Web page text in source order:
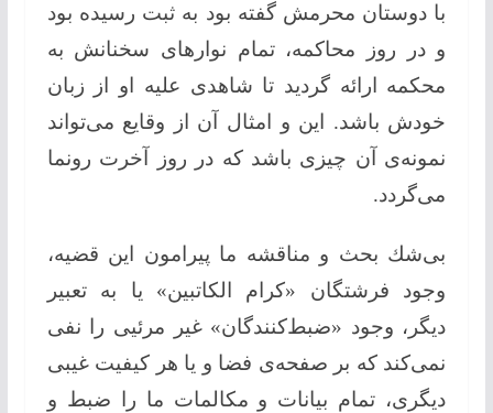
با دوستان محرمش گفته بود به ثبت رسیده بود
و در روز محاكمه، تمام نوارهای سخنانش به
محكمه ارائه گردید تا شاهدی علیه او از زبان
خودش باشد. این و امثال آن از وقایع می‌تواند
نمونه‌ی آن چیزی باشد كه در روز آخرت رونما
می‌گردد.
بی‌شك بحث و مناقشه ما پیرامون این قضیه،
وجود فرشتگان «كرام الكاتبین» یا به تعبیر
دیگر، وجود «ضبط‌كنند‌گان» غیر مرئیی را نفی
نمی‌كند كه بر صفحه‌ی فضا و یا هر كیفیت غیبی
دیگری، تمام بیانات و مكالمات ما را ضبط و